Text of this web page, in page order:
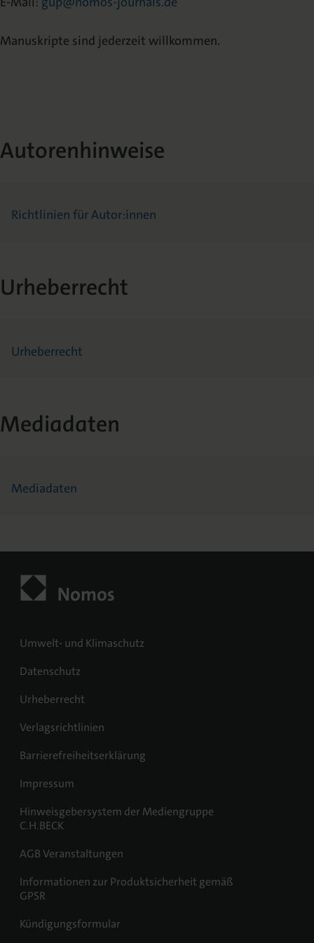
Manuskripte sind jederzeit willkommen.
Autorenhinweise
Richtlinien für Autor:innen
Urheberrecht
Urheberrecht
Mediadaten
Mediadaten
Umwelt- und Klimaschutz
Datenschutz
Urheberrecht
Verlagsrichtlinien
Barrierefreiheitserklärung
Impressum
Hinweisgebersystem der Mediengruppe
C.H.BECK
AGB Veranstaltungen
Informationen zur Produktsicherheit gemäß
GPSR
Kündigungsformular